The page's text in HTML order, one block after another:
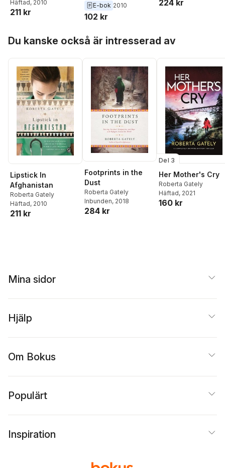
Häftad, 2010
211 kr
E-bok 2010
102 kr
224 kr
Du kanske också är intresserad av
Lipstick In
Afghanistan
Roberta Gately
Häftad, 2010
211 kr
Footprints in the
Dust
Roberta Gately
Inbunden, 2018
284 kr
Del 3
Her Mother's Cry
Roberta Gately
Häftad, 2021
160 kr
Mina sidor
Hjälp
Om Bokus
Populärt
Inspiration